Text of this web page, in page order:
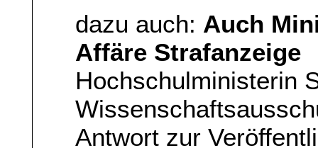
dazu auch: Auch
Affäre Strafanzeige
Hochschulministerin
Antwort zur